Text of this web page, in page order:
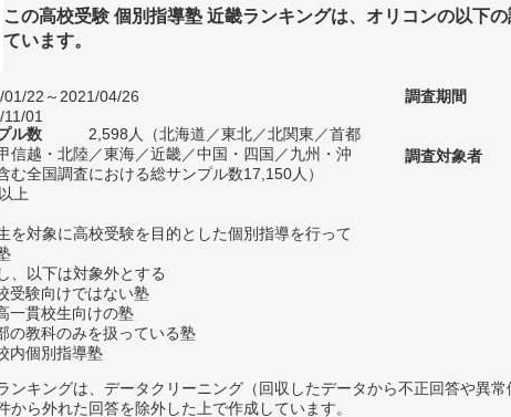
この高校受験 個別指導塾 近畿ランキングは、オリコンの以下
ています。
01/22～2021/04/26
01
ル数
2,598人（北海道／東北／北関東／首都
信越・北陸／東海／近畿／中国・四国／九州・沖
む全国調査における総サンプル数17,150人）
上
を対象に高校受験を目的とした個別指導を行って
、以下は対象外とする
受験向けではない塾
一貫校生向けの塾
の教科のみを扱っている塾
内個別指導塾
調査期間
調査対象者
キングは、データクリーニング（回収したデータから不正回答や異常
ら外れた回答を除外した上で作成しています。